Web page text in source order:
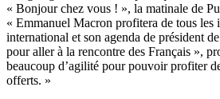
« Bonjour chez vous ! », la matinale de
« Emmanuel Macron profitera de tous les
international et son agenda de président
pour aller à la rencontre des Français »,
beaucoup d’agilité pour pouvoir profiter
offerts. »